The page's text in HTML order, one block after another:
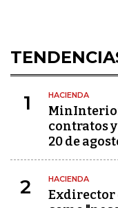
1 HACIENDA
contratos
20 de
2 HACIENDA
Exdirector